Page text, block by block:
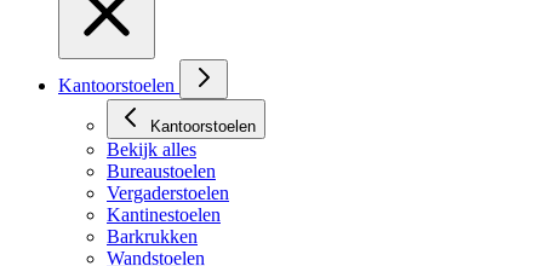
Kantoorstoelen
Kantoorstoelen
Bekijk alles
Bureaustoelen
Vergaderstoelen
Kantinestoelen
Barkrukken
Wandstoelen